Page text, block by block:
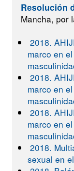
Resolución
Mancha, por
2018.
marco en
2018.
marco en
2018.
marco en
2018.
sexual en